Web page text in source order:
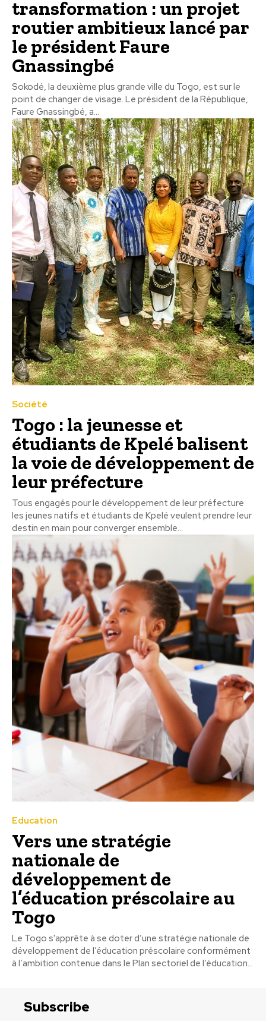
transformation : un projet
routier ambitieux lancé par
le président Faure
Gnassingbé
Sokodé, la deuxième plus grande ville du Togo, est sur le
point de changer de visage. Le président de la République,
Faure Gnassingbé, a...
Société
Togo : la jeunesse et
étudiants de Kpelé balisent
la voie de développement de
leur préfecture
Tous engagés pour le développement de leur préfecture
les jeunes natifs et étudiants de Kpelé veulent prendre leur
destin en main pour converger ensemble...
Education
Vers une stratégie
nationale de
développement de
l’éducation préscolaire au
Togo
Le Togo s'apprête à se doter d’une stratégie nationale de
développement de l’éducation préscolaire conformément
à l’ambition contenue dans le Plan sectoriel de l’éducation...
Subscribe